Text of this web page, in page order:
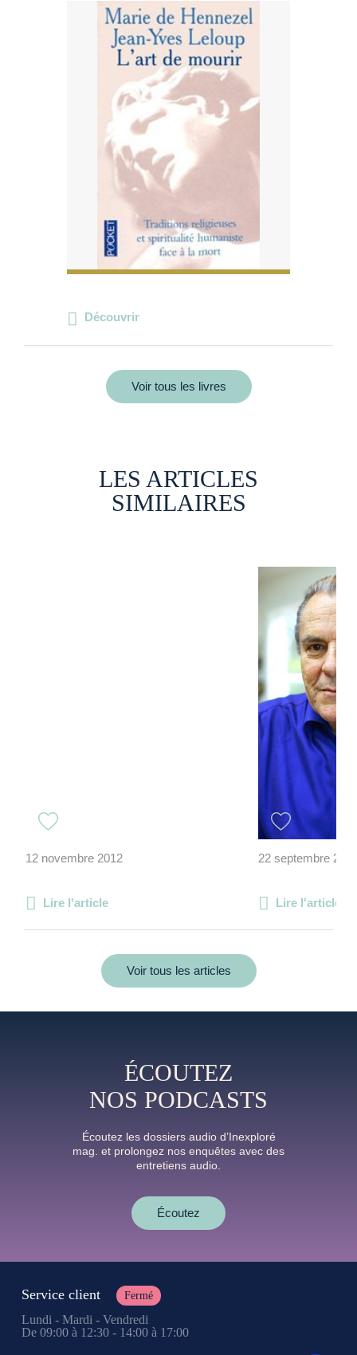
Découvrir
Voir tous les livres
LES ARTICLES
SIMILAIRES
12 novembre 2012
Lire l'article
22 septembre
Lire l'article
Voir tous les articles
ÉCOUTEZ
NOS PODCASTS
Écoutez les dossiers audio d’Inexploré
mag. et prolongez nos enquêtes avec des
entretiens audio.
Écoutez
Service client Fermé
Lundi - Mardi - Vendredi
De 09:00 à 12:30 - 14:00 à 17:00